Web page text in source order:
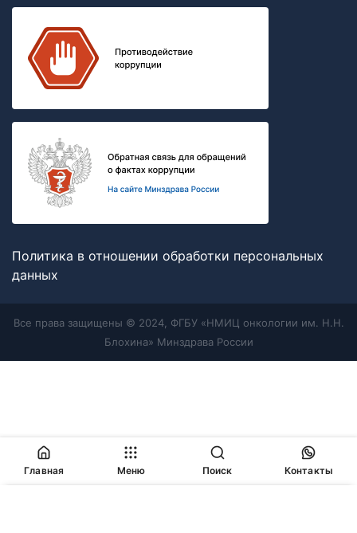
Политика в отношении обработки персональных
данных
Все права защищены © 2024, ФГБУ «НМИЦ онкологии им. Н.Н.
Блохина» Минздрава России
Главная Меню Поиск Контакты